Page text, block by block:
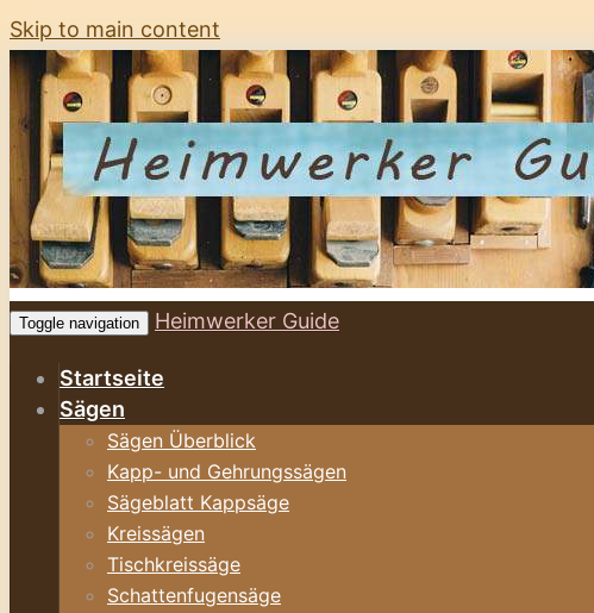
Skip to main content
Toggle navigation Heimwerker Guide
Startseite
Sägen
Sägen Überblick
Kapp- und Gehrungssägen
Sägeblatt Kappsäge
Kreissägen
Tischkreissäge
Schattenfugensäge